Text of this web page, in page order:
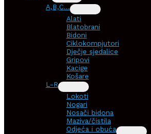
A,B,C…
Alati
Blatobrani
Bidoni
Ciklokompjutori
Dječje sjedalice
Gripovi
Kacige
Košare
L-R
Lokoti
Nogari
Nosači bidona
Maziva/čistila
Odjeća i obuća